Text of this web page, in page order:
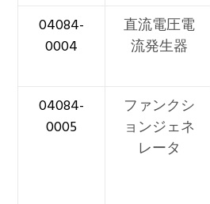
04084-
0004
直流電圧電
流発生器
04084-
0005
ファンクシ
ョンジェネ
レータ